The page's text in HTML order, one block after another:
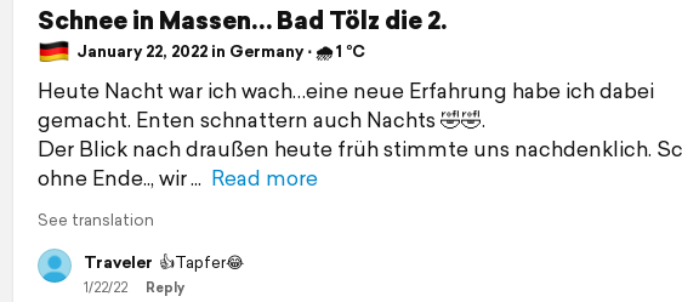
Schnee in Massen… Bad Tölz die 2.
January 22, 2022 in Germany ⋅ 🌧 1 °C
Heute Nacht war ich wach…eine neue Erfahrung habe ich dabei
gemacht. Enten schnattern auch Nachts 🤣🤣.
Der Blick nach draußen heute früh stimmte uns nachdenklich.
ohne Ende.., wir
Read more
See translation
Traveler 👍Tapfer😂
1/22/22 Reply